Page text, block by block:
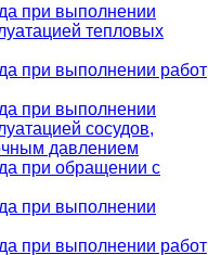
при выполнении
тепловых
при выполнении работ
при выполнении
сосудов,
давлением
при обращении с
при выполнении
при выполнении работ